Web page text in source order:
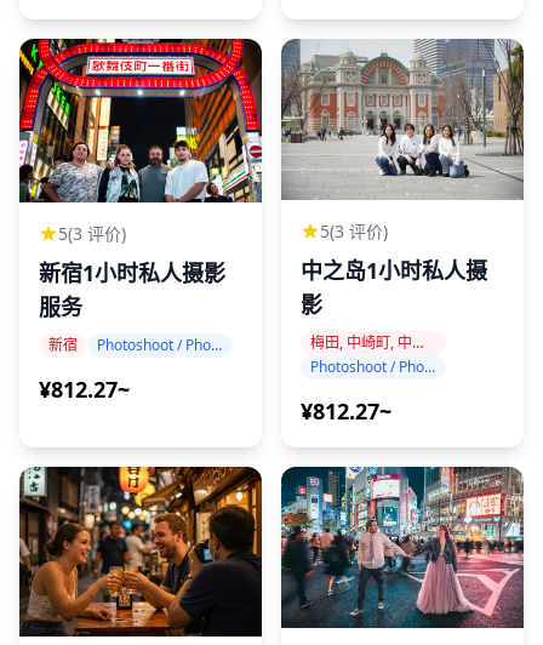
5(3 评价)
新宿1小时私人摄影
服务
新宿 Photoshoot / Photo tour
¥812.27~
5(3 评价)
中之岛1小时私人摄
影
梅田, 中崎町, 中之岛
Photoshoot / Photo tour
¥812.27~